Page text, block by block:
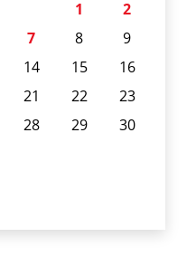
1
2
7 8
9
14 15
16
21 22
23
28 29
30